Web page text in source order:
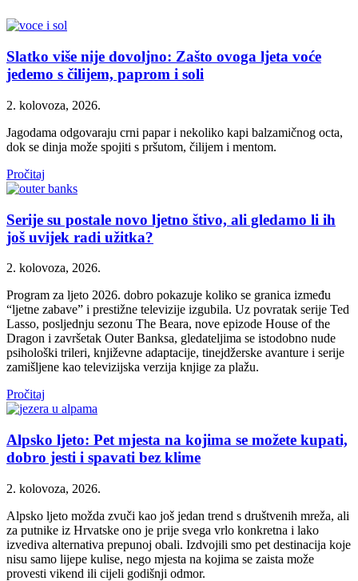
Slatko više nije dovoljno: Zašto ovoga ljeta voće
jedemo s čilijem, paprom i soli
2. kolovoza, 2026.
Jagodama odgovaraju crni papar i nekoliko kapi balzamičnog octa,
dok se dinja može spojiti s pršutom, čilijem i mentom.
Pročitaj
Serije su postale novo ljetno štivo, ali gledamo li ih
još uvijek radi užitka?
2. kolovoza, 2026.
Program za ljeto 2026. dobro pokazuje koliko se granica između
“ljetne zabave” i prestižne televizije izgubila. Uz povratak serije Ted
Lasso, posljednju sezonu The Beara, nove epizode House of the
Dragon i završetak Outer Banksa, gledateljima se istodobno nude
psihološki trileri, književne adaptacije, tinejdžerske avanture i serije
zamišljene kao televizijska verzija knjige za plažu.
Pročitaj
Alpsko ljeto: Pet mjesta na kojima se možete kupati,
dobro jesti i spavati bez klime
2. kolovoza, 2026.
Alpsko ljeto možda zvuči kao još jedan trend s društvenih mreža, ali
za putnike iz Hrvatske ono je prije svega vrlo konkretna i lako
izvediva alternativa prepunoj obali. Izdvojili smo pet destinacija koje
nisu samo lijepe kulise, nego mjesta na kojima se zaista može
provesti vikend ili cijeli godišnji odmor.